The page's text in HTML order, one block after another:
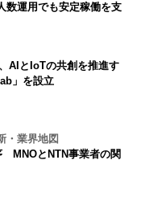
数運用でも安定稼働を支
AIとIoTの共創を推進す
」を設立
・業界地図
MNOとNTN事業者の関